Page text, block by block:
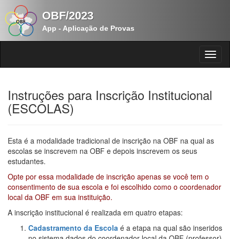
OBF/2023
App - Aplicação de Provas
Instruções para Inscrição Institucional
(ESCOLAS)
Esta é a modalidade tradicional de inscrição na OBF na qual as
escolas se inscrevem na OBF e depois inscrevem os seus
estudantes.
Opte por essa modalidade de inscrição apenas se você tem o
consentimento de sua escola e foi escolhido como o coordenador
local da OBF em sua instituição.
A inscrição institucional é realizada em quatro etapas:
Cadastramento da Escola é a etapa na qual são inseridos